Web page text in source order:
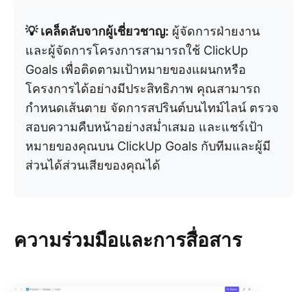
💡 เคล็ดลับจากผู้เชี่ยวชาญ: ผู้จัดการฝ่ายงาน
และผู้จัดการโครงการสามารถใช้ ClickUp
Goals เพื่อติดตามเป้าหมายของแผนกหรือ
โครงการได้อย่างมีประสิทธิภาพ คุณสามารถ
กำหนดเส้นตาย จัดการสปรินต์บนไทม์ไลน์ ตรวจ
สอบความคืบหน้าอย่างสม่ำเสมอ และแชร์เป้า
หมายของคุณบน ClickUp Goals กับทีมและผู้มี
ส่วนได้ส่วนเสียของคุณได้
ความร่วมมือและการสื่อสาร